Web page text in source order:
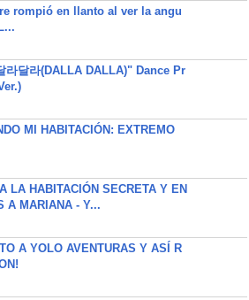
rompió en llanto al ver la angu
라달라(DALLA DALLA)" Dance Pr
MI HABITACIÓN: EXTREMO
LA HABITACIÓN SECRETA Y EN
A MARIANA - Y...
A YOLO AVENTURAS Y ASÍ R